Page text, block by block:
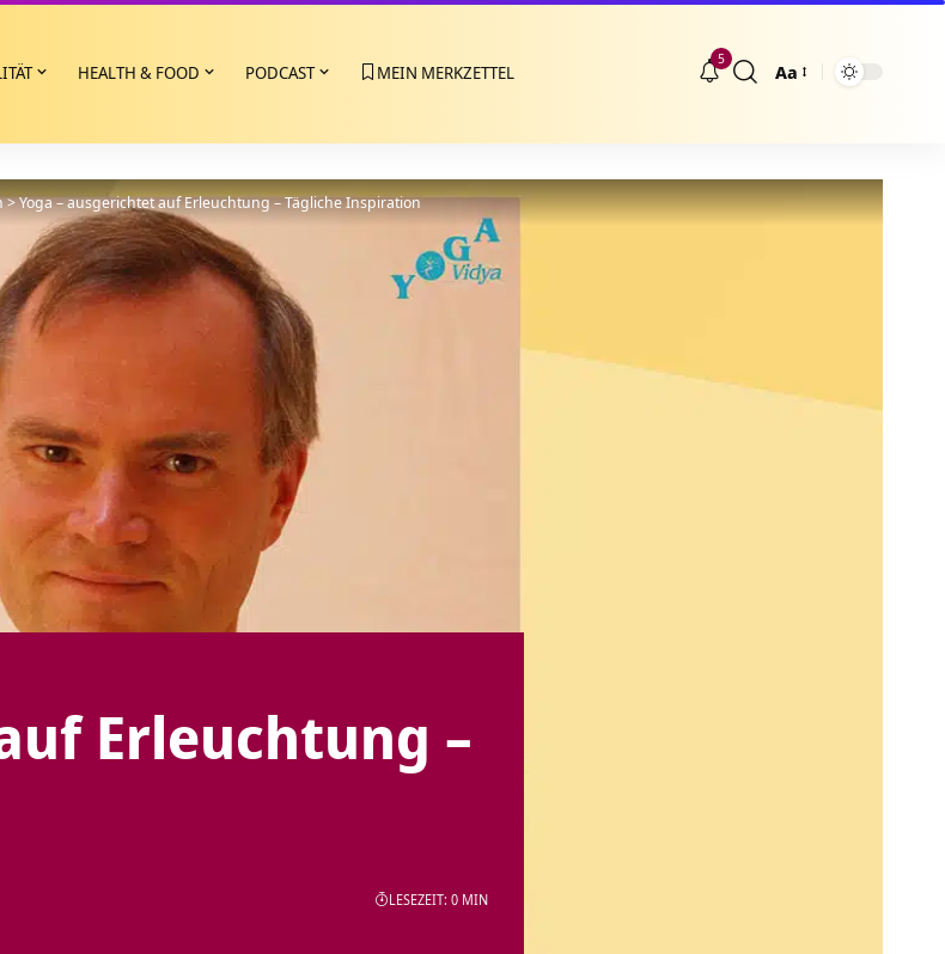
HEALTH & FOOD PODCAST MEIN MERKZETTEL
5
Größenänderung
Aa
>Yoga – ausgerichtet auf Erleuchtung – Tägliche Inspiration
Erleuchtung –
LESEZEIT: 0 MIN